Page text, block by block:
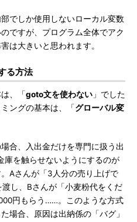
でしか使用しないローカル変数
ですが、プログラム全体でアク
は大きいと思われます。
る方法
、「goto文を使わない 」でした
ングの基本は、「グローバル変
合、入出金だけを専門に扱う出
庫を触らせないようにするのが
Aさんが「3人分の売り上げで
し、Bさんが「小麦粉代をくだ
円もらう……。このような方式
場合、原因は出納係の「バグ」